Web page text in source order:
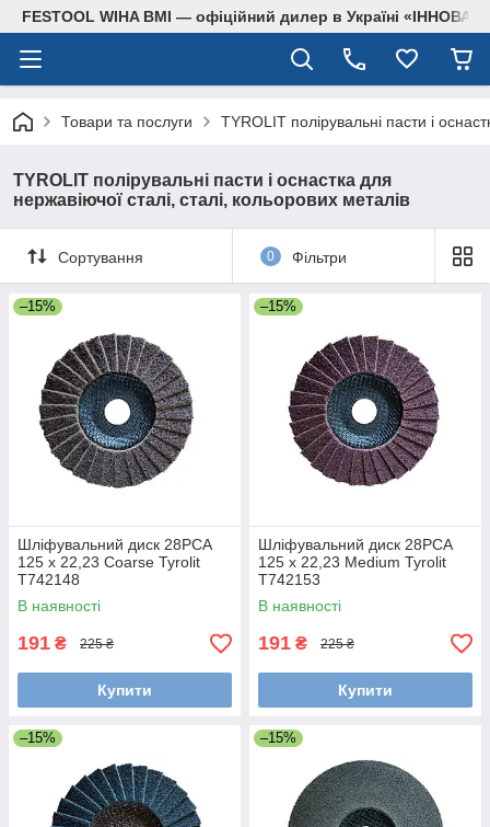
FESTOOL WIHA BMI — офіційний дилер в Україні
Товари та послуги TYROLIT полірувальні пасти і
TYROLIT полірувальні пасти і оснастка для
нержавіючої сталі, сталі, кольорових металів
Сортування 0 Фільтри
–15%
Шліфувальний диск 28PCA
125 x 22,23 Coarse Tyrolit
T742148
В наявності
191 ₴ 225 ₴
Купити
–15%
Шліфувальний диск 28PCA
125 x 22,23 Medium Tyrolit
T742153
В наявності
191 ₴ 225 ₴
Купити
–15% –15%